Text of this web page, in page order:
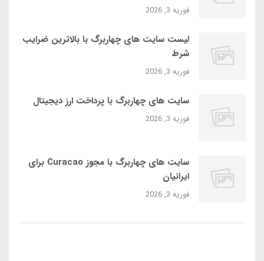
فوریه 3, 2026
لیست سایت‌ های چهاربرگ با بالاترین ضرایب
شرط
فوریه 3, 2026
سایت‌ های چهاربرگ با پرداخت ارز دیجیتال
فوریه 3, 2026
سایت‌ های چهاربرگ با مجوز Curacao برای
ایرانیان
فوریه 3, 2026